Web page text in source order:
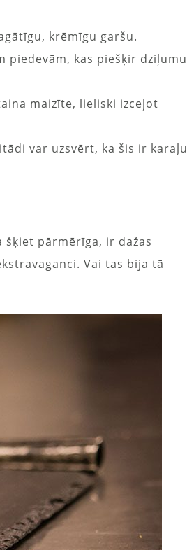
krēmīgu garšu.
piedevām, kas piešķir dziļumu
maizīte, lieliski izceļot
var uzsvērt, ka šis ir karaļu
šķiet pārmērīga, ir dažas
Vai tas bija tā